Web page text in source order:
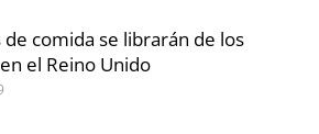
de comida se librarán de los
el Reino Unido